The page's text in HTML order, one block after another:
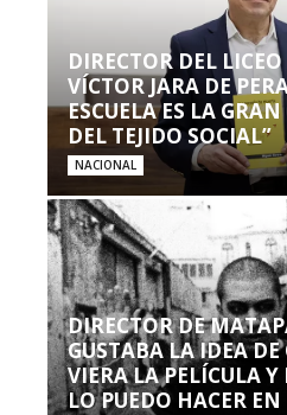
DIRECTOR DEL
VÍCTOR JARA DE
ESCUELA ES LA
DEL TEJIDO SOCIAL”
NACIONAL
DIRECTOR DE
GUSTABA LA IDEA
VIERA LA PELÍCULA Y
LO PUEDO HACER EN